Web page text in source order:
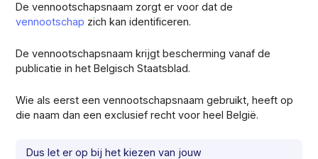
De vennootschapsnaam zorgt er voor dat de
vennootschap zich kan identificeren.
De vennootschapsnaam krijgt bescherming vanaf de
publicatie in het Belgisch Staatsblad.
Wie als eerst een vennootschapsnaam gebruikt, heeft op
die naam dan een exclusief recht voor heel België.
Dus let er op bij het kiezen van jouw